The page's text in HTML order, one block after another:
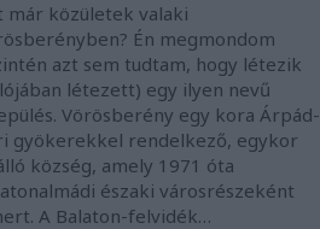
már közületek valaki
Én megmondom
azt sem tudtam, hogy létezik
létezett) egy ilyen nevű
Vörösberény egy kora Árpád-
gyökerekkel rendelkező, egykor
község, amely 1971 óta
északi városrészeként
A Balaton-felvidék…